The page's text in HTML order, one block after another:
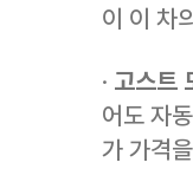
이 이 차
· 고스트
어도 자
가 가격